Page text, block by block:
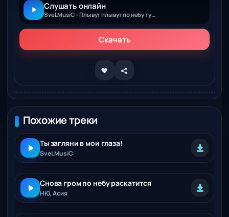
Слушать онлайн
SveLMusiC - Плывут плывут по небу тучи
Скачать
Похожие треки
Ты загляни в мои глаза!
SveLMusiC
Снова гром по небу раскатится
НЮ, Асия